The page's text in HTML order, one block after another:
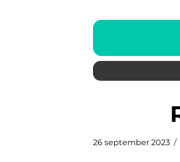
26 september 2023